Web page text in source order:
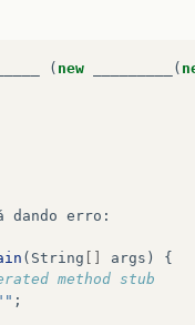
( new (
dando erro :
( String args )
{
method stub
;